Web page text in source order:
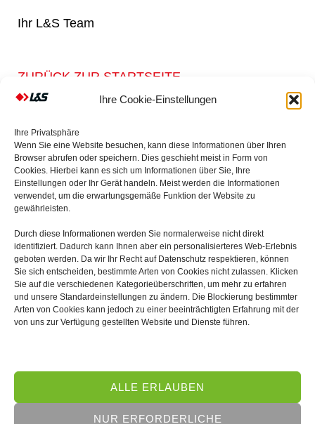
Ihre Cookie-Einstellungen
Ihre Privatsphäre
Wenn Sie eine Website besuchen, kann diese Informationen über Ihren
Browser abrufen oder speichern. Dies geschieht meist in Form von
Cookies. Hierbei kann es sich um Informationen über Sie, Ihre
Einstellungen oder Ihr Gerät handeln. Meist werden die Informationen
verwendet, um die erwartungsgemäße Funktion der Website zu
gewährleisten.
Durch diese Informationen werden Sie normalerweise nicht direkt
identifiziert. Dadurch kann Ihnen aber ein personalisierteres Web-Erlebnis
geboten werden. Da wir Ihr Recht auf Datenschutz respektieren, können
Sie sich entscheiden, bestimmte Arten von Cookies nicht zulassen. Klicken
Sie auf die verschiedenen Kategorieüberschriften, um mehr zu erfahren
und unsere Standardeinstellungen zu ändern. Die Blockierung bestimmter
Arten von Cookies kann jedoch zu einer beeinträchtigten Erfahrung mit der
von uns zur Verfügung gestellten Website und Dienste führen.
ALLE ERLAUBEN
NUR ERFORDERLICHE
Ihr L&S Team
ZURÜCK ZUR STARTSEITE
Ihr Partner für hochpräzise Kunststoffteile.
Datenschutz